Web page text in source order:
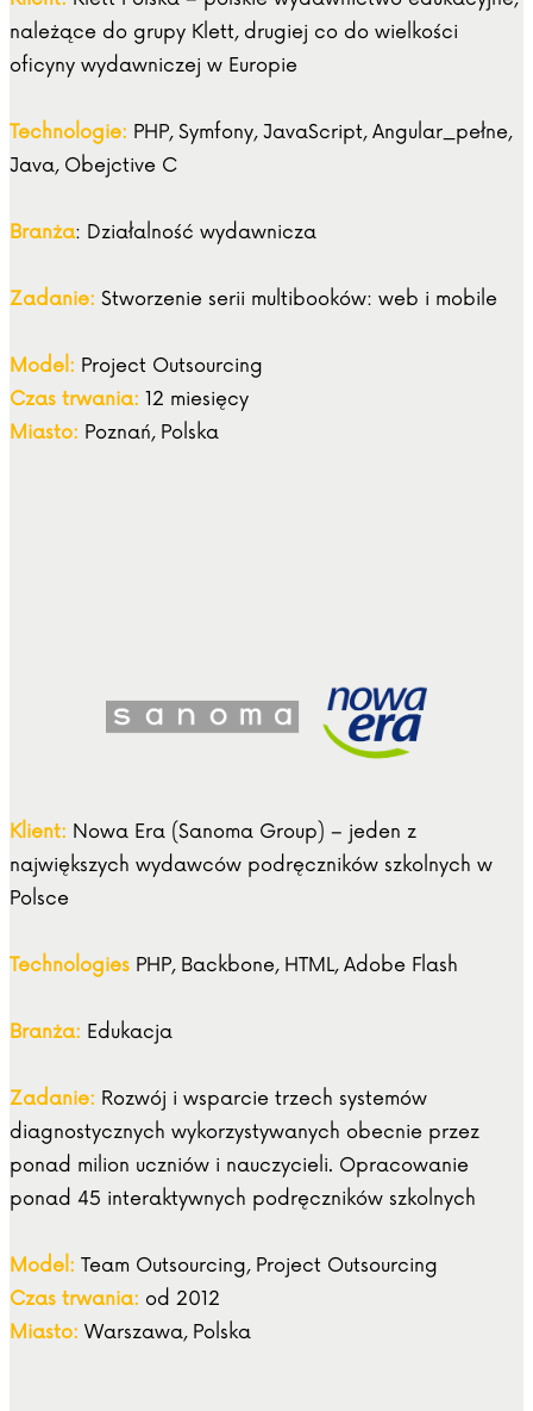
należące do grupy Klett, drugiej co do wielkości
oficyny wydawniczej w Europie
Technologie: PHP, Symfony, JavaScript, Angular_pełne,
Java, Obejctive C
Branża: Działalność wydawnicza
Zadanie: Stworzenie serii multibooków: web i mobile
Model: Project Outsourcing
Czas trwania: 12 miesięcy
Miasto: Poznań, Polska
Klient: Nowa Era (Sanoma Group) – jeden z
największych wydawców podręczników szkolnych w
Polsce
Technologies PHP, Backbone, HTML, Adobe Flash
Branża: Edukacja
Zadanie: Rozwój i wsparcie trzech systemów
diagnostycznych wykorzystywanych obecnie przez
ponad milion uczniów i nauczycieli. Opracowanie
ponad 45 interaktywnych podręczników szkolnych
Model: Team Outsourcing, Project Outsourcing
Czas trwania: od 2012
Miasto: Warszawa, Polska